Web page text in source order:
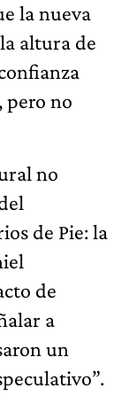
la nueva
altura de
pero no
no
de Pie: la
de
a
un